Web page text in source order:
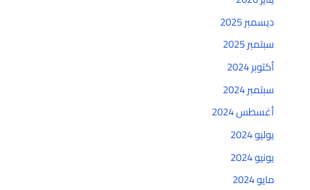
ديسمبر 2025
سبتمبر 2025
أكتوبر 2024
سبتمبر 2024
أغسطس 2024
يوليو 2024
يونيو 2024
مايو 2024